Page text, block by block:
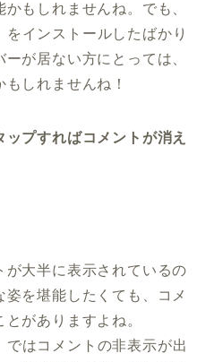
もしれませんね。でも、
インストールしたばかり
が居ない方にとっては、
しれませんね！
ップすればコメントが消え
が大半に表示されているの
を堪能したくても、コメ
がありますよね。
はコメントの非表示が出